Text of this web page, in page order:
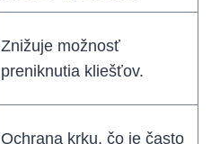
Znižuje možnosť
preniknutia kliešťov.
Ochrana krku, čo je často